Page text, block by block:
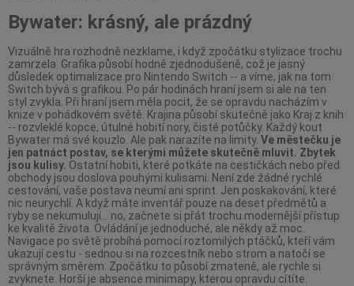
Bywater: krásný, ale prázdný
Vizuálně hra rozhodně nezklame, i když zpočátku stylizace trochu
zamrzela. Grafika působí hodně zjednodušeně, což je jasný
důsledek optimalizace pro Nintendo Switch -- a víme, jak na tom
Switch bývá s grafikou. Po pár hodinách hraní jsem si ale na ten
styl zvykla. Při hraní jsem měla pocit, že se opravdu nacházím v
knize v pohádkovém světě. Krajina působí skutečně jako Kraj z knih
-- rozvleklé kopce, útulné hobití nory, čisté potůčky. Každý kout
Bywater má své kouzlo. Ale pak narazíte na limity. Ve městečku je
jen patnáct postav, se kterými můžete skutečně mluvit. Zbytek
jsou kulisy. Ostatní hobiti, které potkáte na cestičkách nebo před
obchody jsou doslova pouhými kulisami. Není zde žádné rychlé
cestování, vaše postava neumí ani sprint. Jen poskakování, které
nic neurychlí. A když máte inventář pouze na deset předmětů a
ryby se nekumulují... no, začnete si přát trochu modernější přístup
ke kvalitě života. Ovládání je jednoduché, ale někdy až moc.
Navigace po světě probíhá pomocí roztomilých ptáčků, kteří vám
ukazují cestu - sednou si na rozcestník nebo strom a natočí se
správným směrem. Zpočátku to působí zmateně, ale rychle si
zvyknete. Horší je absence minimapy, kterou opravdu cítíte.